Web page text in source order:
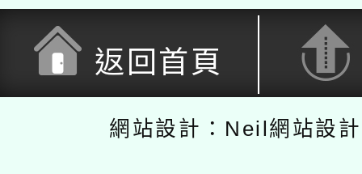
返回首頁
網站設計：Neil網站設